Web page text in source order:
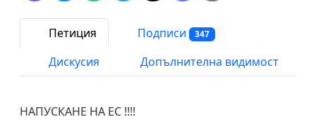
Петиция Подписи 347
Дискусия Допълнителна видимост
НАПУСКАНЕ НА ЕС !!!!